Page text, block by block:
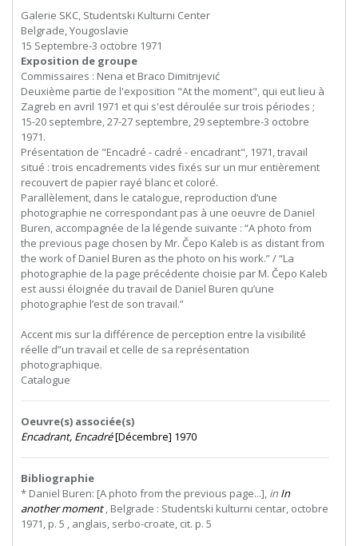
Galerie SKC, Studentski Kulturni Center
Belgrade, Yougoslavie
15 Septembre-3 octobre 1971
Exposition de groupe
Commissaires : Nena et Braco Dimitrijević
Deuxième partie de l'exposition "At the moment", qui eut lieu à
Zagreb en avril 1971 et qui s'est déroulée sur trois périodes ;
15-20 septembre, 27-27 septembre, 29 septembre-3 octobre
1971.
Présentation de "Encadré - cadré - encadrant", 1971, travail
situé : trois encadrements vides fixés sur un mur entièrement
recouvert de papier rayé blanc et coloré.
Parallèlement, dans le catalogue, reproduction d’une
photographie ne correspondant pas à une oeuvre de Daniel
Buren, accompagnée de la légende suivante : “A photo from
the previous page chosen by Mr. Čepo Kaleb is as distant from
the work of Daniel Buren as the photo on his work.” / “La
photographie de la page précédente choisie par M. Čepo Kaleb
est aussi éloignée du travail de Daniel Buren qu’une
photographie l’est de son travail.”
Accent mis sur la différence de perception entre la visibilité
réelle d”un travail et celle de sa représentation
photographique.
Catalogue
Oeuvre(s) associée(s)
Encadrant, Encadré[Décembre] 1970
Bibliographie
* Daniel Buren: [A photo from the previous page...], in In
another moment, Belgrade : Studentski kulturni centar, octobre
1971, p. 5 , anglais, serbo-croate, cit. p. 5